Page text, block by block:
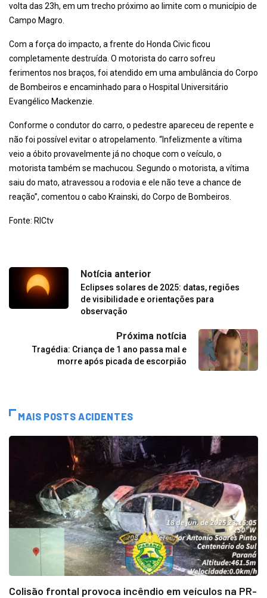
volta das 23h, em um trecho próximo ao limite com o município de
Campo Magro.
Com a força do impacto, a frente do Honda Civic ficou
completamente destruída. O motorista do carro sofreu
ferimentos nos braços, foi atendido em uma ambulância do Corpo
de Bombeiros e encaminhado para o Hospital Universitário
Evangélico Mackenzie.
Conforme o condutor do carro, o pedestre apareceu de repente e
não foi possível evitar o atropelamento. “Infelizmente a vítima
veio a óbito provavelmente já no choque com o veículo, o
motorista também se machucou. Segundo o motorista, a vítima
saiu do mato, atravessou a rodovia e ele não teve a chance de
reação”, comentou o cabo Krainski, do Corpo de Bombeiros.
Fonte: RICtv
Notícia anterior
Eclipses solares de 2025: datas, regiões
de visibilidade e orientações para
observação
Próxima notícia
Tragédia: Criança de 1 ano passa mal e
morre após picada de escorpião
MAIS POSTS ACIDENTES
Colisão frontal provoca incêndio em veículos na PR-